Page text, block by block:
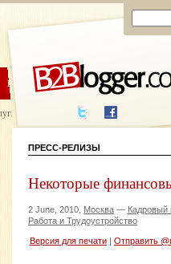
ЦЕНЫ ПОМОЩЬ
написания
ПРЕСС-РЕЛИЗЫ
Некоторые
2 June, 2010, Москва —
Работа и Трудоустройство
Версия для печати Отправить